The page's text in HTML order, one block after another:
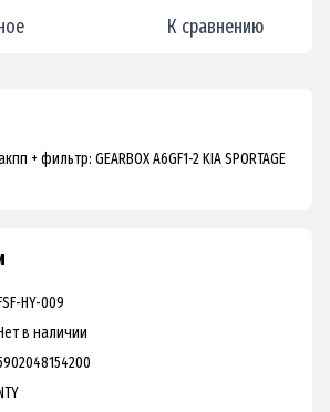
К сравнению
+ фильтр: GEARBOX A6GF1-2 KIA SPORTAGE
HY-009
в наличии